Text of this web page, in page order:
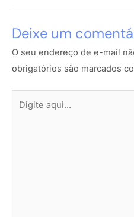
Deixe um
O seu endereço de e-mail
obrigatórios são marcados
aqui...